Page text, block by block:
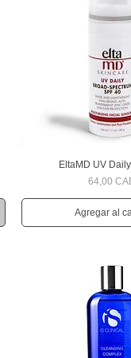
Vista
EltaMD UV
Precio
64,00
Agregar al